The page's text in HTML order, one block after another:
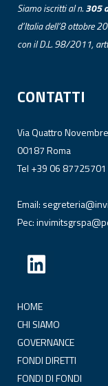
Siamo iscritti al n.305
d’Italia dell’8 ottobre
con il D.L. 98/2011,
CONTATTI
Via Quattro
00187 Roma
Tel +39 06 87725701
Email:
Pec:
HOME
CHI SIAMO
GOVERNANCE
FONDI DIRETTI
FONDI DI FONDI